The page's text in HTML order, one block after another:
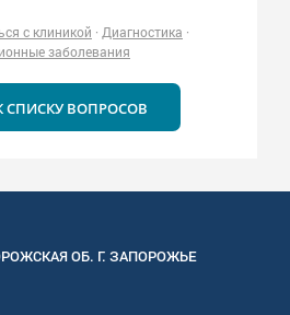
с клиникой · Диагностика ·
заболевания
СПИСКУ ВОПРОСОВ
ОБ. Г. ЗАПОРОЖЬЕ